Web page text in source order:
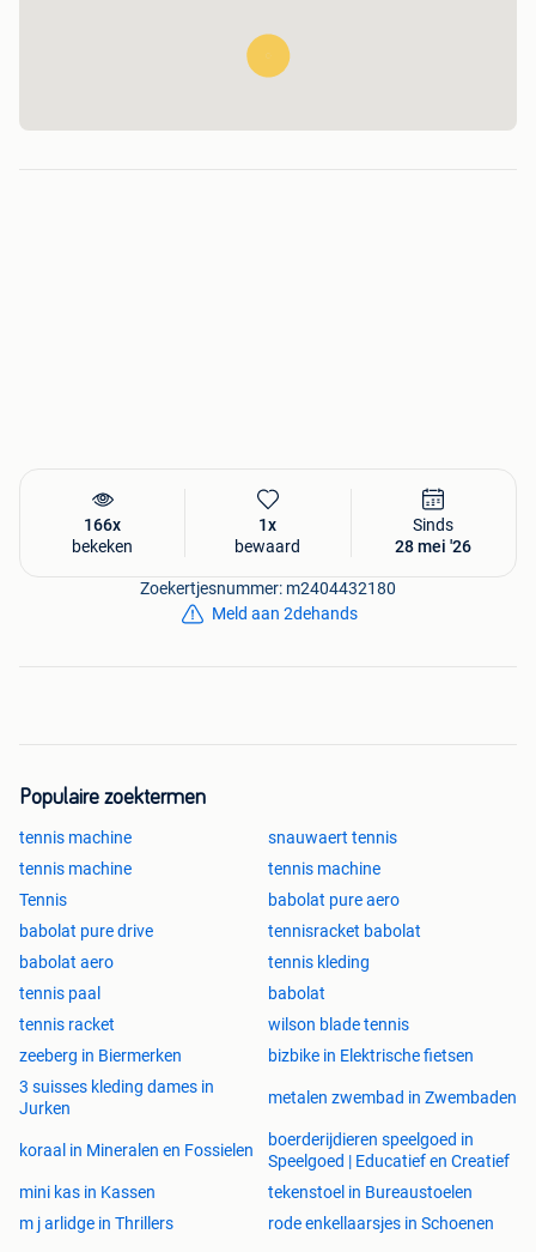
166x
bekeken
1x
bewaard
Sinds
28 mei '26
Zoekertjesnummer: m2404432180
Meld aan 2dehands
Populaire zoektermen
tennis machine
snauwaert tennis
tennis machine
tennis machine
Tennis
babolat pure aero
babolat pure drive
tennisracket babolat
babolat aero
tennis kleding
tennis paal
babolat
tennis racket
wilson blade tennis
zeeberg in Biermerken
bizbike in Elektrische fietsen
3 suisses kleding dames in
Jurken
metalen zwembad in Zwembaden
koraal in Mineralen en Fossielen
boerderijdieren speelgoed in
Speelgoed | Educatief en Creatief
mini kas in Kassen
tekenstoel in Bureaustoelen
m j arlidge in Thrillers
rode enkellaarsjes in Schoenen